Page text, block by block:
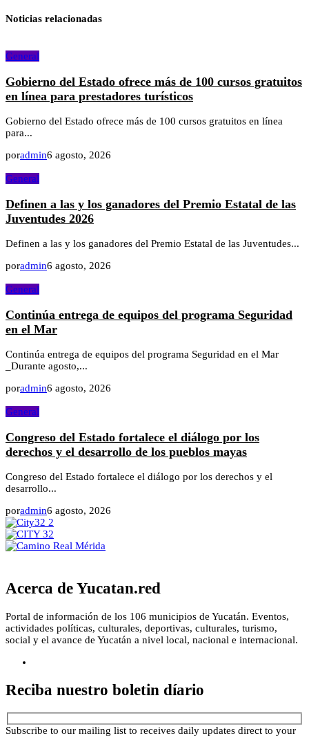
Noticias relacionadas
General
Gobierno del Estado ofrece más de 100 cursos gratuitos
en línea para prestadores turísticos
Gobierno del Estado ofrece más de 100 cursos gratuitos en línea
para...
poradmin6 agosto, 2026
General
Definen a las y los ganadores del Premio Estatal de las
Juventudes 2026
Definen a las y los ganadores del Premio Estatal de las Juventudes...
poradmin6 agosto, 2026
General
Continúa entrega de equipos del programa Seguridad
en el Mar
Continúa entrega de equipos del programa Seguridad en el Mar
_Durante agosto,...
poradmin6 agosto, 2026
General
Congreso del Estado fortalece el diálogo por los
derechos y el desarrollo de los pueblos mayas
Congreso del Estado fortalece el diálogo por los derechos y el
desarrollo...
poradmin6 agosto, 2026
Acerca de Yucatan.red
Portal de información de los 106 municipios de Yucatán. Eventos,
actividades políticas, culturales, deportivas, culturales, turismo,
social y el avance de Yucatán a nivel local, nacional e internacional.
Reciba nuestro boletin díario
Subscribe to our mailing list to receives daily updates direct to your